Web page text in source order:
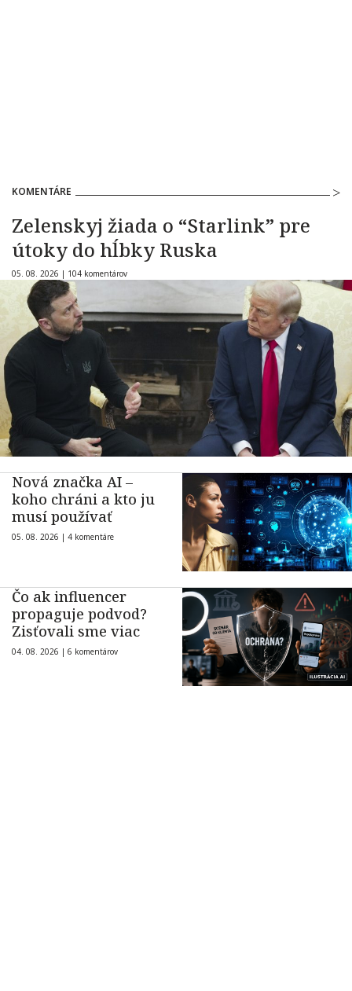
KOMENTÁRE
Zelenskyj žiada o “Starlink” pre
útoky do hĺbky Ruska
05. 08. 2026 | 104 komentárov
Nová značka AI –
koho chráni a kto ju
musí používať
05. 08. 2026 | 4 komentáre
Čo ak influencer
propaguje podvod?
Zisťovali sme viac
04. 08. 2026 | 6 komentárov